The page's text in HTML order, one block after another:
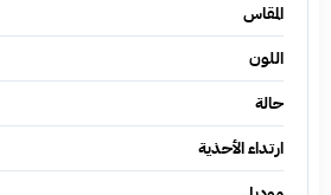
المقاس
اللون
حالة
ارتداء الأحذية